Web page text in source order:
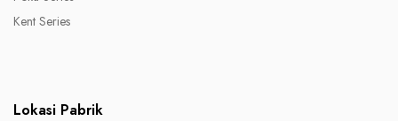
Kent Series
Lokasi Pabrik